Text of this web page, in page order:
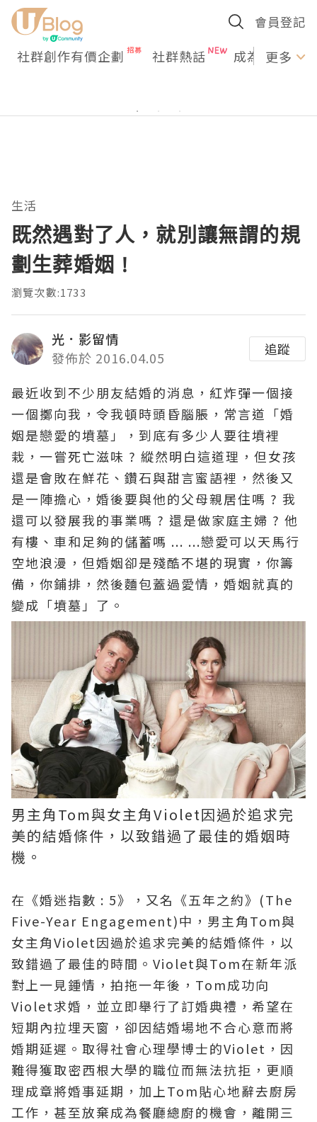
會員登記
社群創作有價企劃 社群熱話 成為U更多
生活
既然遇對了人，就別讓無謂的規
劃生葬婚姻 !
瀏覽次數:1733
光．影留情
發佈於 2016.04.05
追蹤
最近收到不少朋友結婚的消息，紅炸彈一個接
一個擲向我，令我頓時頭昏腦脹，常言道「婚
姻是戀愛的墳墓」，到底有多少人要往墳裡
栽，一嘗死亡滋味 ? 縱然明白這道理，但女孩
還是會敗在鮮花、鑽石與甜言蜜語裡，然後又
是一陣擔心，婚後要與他的父母親居住嗎 ? 我
還可以發展我的事業嗎 ? 還是做家庭主婦 ? 他
有樓、車和足夠的儲蓄嗎 ... ...戀愛可以天馬行
空地浪漫，但婚姻卻是殘酷不堪的現實，你籌
備，你鋪排，然後麵包蓋過愛情，婚姻就真的
變成「墳墓」了。
男主角Tom與女主角Violet因過於追求完
美的結婚條件，以致錯過了最佳的婚姻時
機。
在《婚迷指數 : 5》，又名《五年之約》(The
Five-Year Engagement)中，男主角Tom與
女主角Violet因過於追求完美的結婚條件，以
致錯過了最佳的時間。Violet與Tom在新年派
對上一見鍾情，拍拖一年後，Tom成功向
Violet求婚，並立即舉行了訂婚典禮，希望在
短期內拉埋天窗，卻因結婚場地不合心意而將
婚期延遲。取得社會心理學博士的Violet，因
難得獲取密西根大學的職位而無法抗拒，更順
理成章將婚事延期，加上Tom貼心地辭去廚房
工作，甚至放棄成為餐廳總廚的機會，離開三